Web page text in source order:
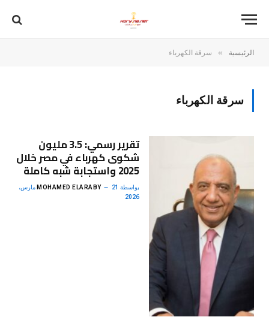
الرئيسية » سرقة الكهرباء
سرقة الكهرباء
تقرير رسمي: 3.5 مليون
شكوى كهرباء في مصر خلال
2025 واستجابة شبه كاملة
بواسطة MOHAMED ELARABY 21 مارس،
2026